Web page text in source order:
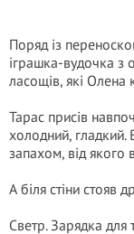
Поряд із
іграшка-вудочка з
ласощів, які Олена
Тарас присів
холодний, гладкий.
запахом, від якого
А біля стіни стояв
Светр. Зарядка для